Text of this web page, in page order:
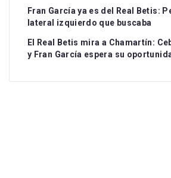
Fran García ya es del Real Betis:
lateral izquierdo que buscaba
El Real Betis mira a Chamartín:
y Fran García espera su